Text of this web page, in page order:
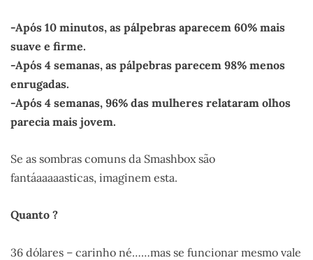
-Após 10 minutos, as pálpebras aparecem 60% mais
suave e firme.
-Após 4 semanas, as pálpebras parecem 98% menos
enrugadas.
-Após 4 semanas, 96% das mulheres relataram olhos
parecia mais jovem.
Se as sombras comuns da Smashbox são
fantáaaaaasticas, imaginem esta.
Quanto ?
36 dólares – carinho né……mas se funcionar mesmo vale